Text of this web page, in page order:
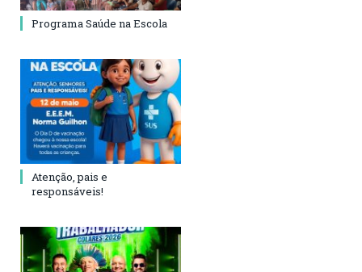
Programa Saúde na Escola
Atenção, pais e
responsáveis!